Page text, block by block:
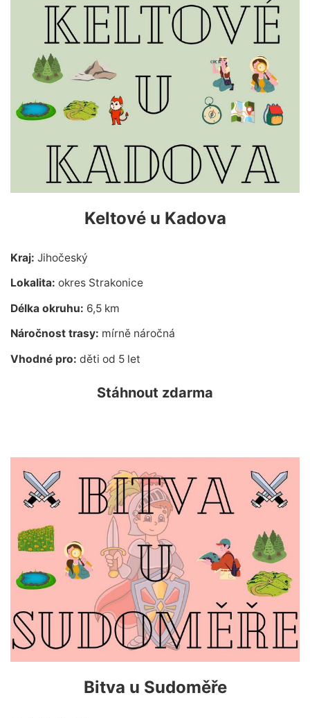
Keltové u Kadova
Kraj: Jihočeský
Lokalita: okres Strakonice
Délka okruhu: 6,5 km
Náročnost trasy: mírně náročná
Vhodné pro: děti od 5 let
Stáhnout zdarma
Bitva u Sudoměře